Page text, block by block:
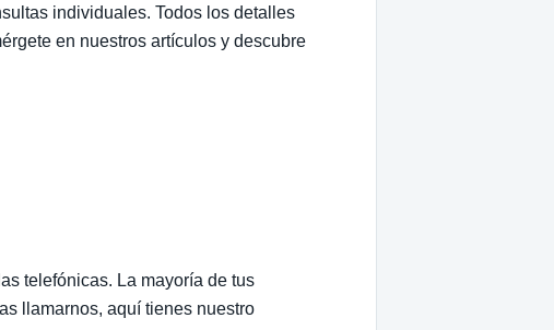
individuales. Todos los detalles
en nuestros artículos y descubre
telefónicas. La mayoría de tus
llamarnos, aquí tienes nuestro